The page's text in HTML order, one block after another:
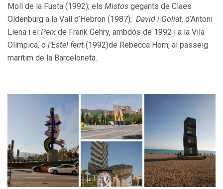
Moll de la Fusta (1992); els Mistos gegants de Claes
Oldenburg a la Vall d’Hebron (1987); David i Goliat, d’Antoni
Llena i el Peix de Frank Gehry, ambdós de 1992 i a la Vila
Olímpica, o l’Estel ferit (1992)de Rebecca Horn, al passeig
marítim de la Barceloneta.